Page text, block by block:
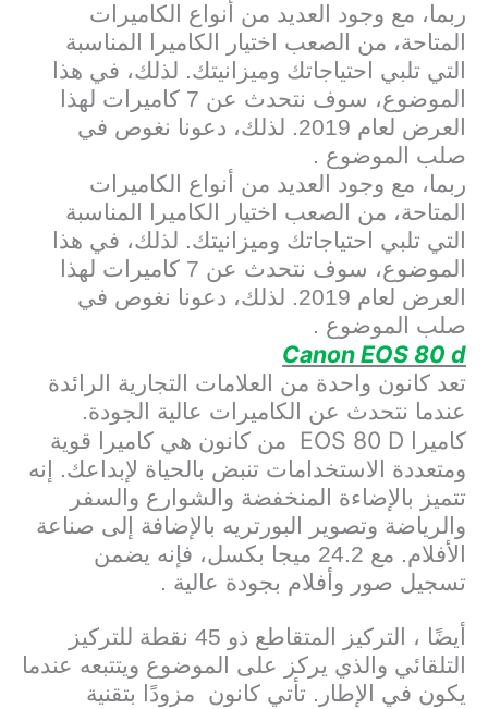
ربما، مع وجود العديد من أنواع الكاميرات
المتاحة، من الصعب اختيار الكاميرا المناسبة
التي تلبي احتياجاتك وميزانيتك. لذلك، في هذا
الموضوع، سوف نتحدث عن 7 كاميرات لهذا
العرض لعام 2019. لذلك، دعونا نغوص في
صلب الموضوع .
ربما، مع وجود العديد من أنواع الكاميرات
المتاحة، من الصعب اختيار الكاميرا المناسبة
التي تلبي احتياجاتك وميزانيتك. لذلك، في هذا
الموضوع، سوف نتحدث عن 7 كاميرات لهذا
العرض لعام 2019. لذلك، دعونا نغوص في
صلب الموضوع .
Canon EOS 80 d
تعد كانون واحدة من العلامات التجارية الرائدة
عندما نتحدث عن الكاميرات عالية الجودة.
كاميرا EOS 80 D
من كانون هي كاميرا قوية
ومتعددة الاستخدامات تنبض بالحياة لإبداعك. إنه
تتميز بالإضاءة المنخفضة والشوارع والسفر
والرياضة وتصوير البورتريه بالإضافة إلى صناعة
الأفلام. مع 24.2 ميجا بكسل، فإنه يضمن
تسجيل صور وأفلام بجودة عالية .
أيضًا ، التركيز المتقاطع ذو 45 نقطة للتركيز
التلقائي والذي يركز على الموضوع ويتتبعه عندما
يكون في الإطار. تأتي كانون مزودًا بتقنية